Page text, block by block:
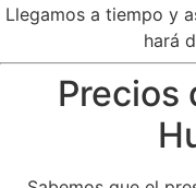
Llegamos a tiempo y
hará
Precios